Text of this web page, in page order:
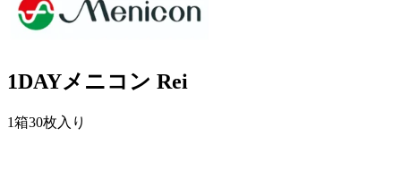
1DAYメニコン Rei
1箱30枚入り